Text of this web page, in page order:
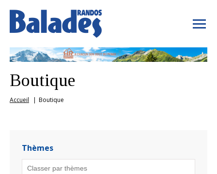
Boutique
Accueil Boutique
Thèmes